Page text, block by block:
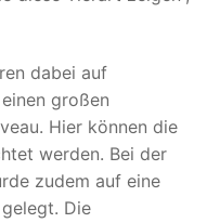
dabei auf
großen
Hier können die
werden. Bei der
zudem auf eine
Die